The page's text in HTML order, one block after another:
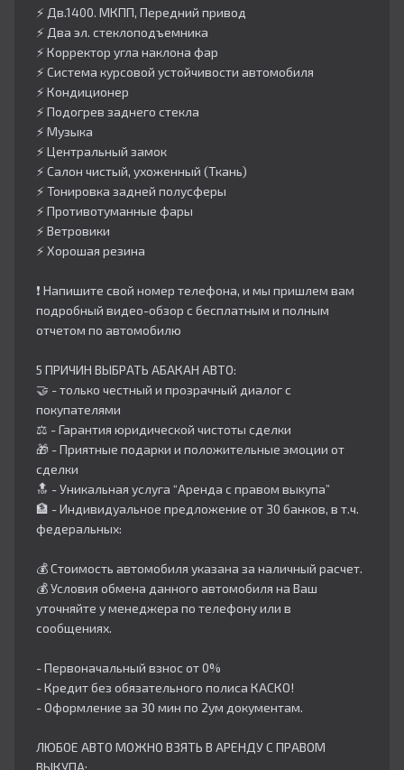
⚡️ Дв.1400. МКПП, Передний привод
⚡️ Два эл. стеклоподъемника
⚡️ Корректор угла наклона фар
⚡️ Система курсовой устойчивости автомобиля
⚡️ Кондиционер
⚡️ Подогрев заднего стекла
⚡️ Музыка
⚡️ Центральный замок
⚡️ Салон чистый, ухоженный (Ткань)
⚡️ Тонировка задней полусферы
⚡️ Противотуманные фары
⚡️ Ветровики
⚡️ Хорошая резина
❗️ Напишите свой номер телефона, и мы пришлем вам
подробный видео-обзор с бесплатным и полным
отчетом по автомобилю
5 ПРИЧИН ВЫБРАТЬ АБАКАН АВТО:
🤝 - только честный и прозрачный диалог с
покупателями
⚖️ - Гарантия юридической чистоты сделки
🎁 - Приятные подарки и положительные эмоции от
сделки
🔝 - Уникальная услуга “Аренда с правом выкупа”
🏦 - Индивидуальное предложение от 30 банков, в т.ч.
федеральных:
💰 Стоимость автомобиля указана за наличный расчет.
💰 Условия обмена данного автомобиля на Ваш
уточняйте у менеджера по телефону или в
сообщениях.
- Первоначальный взнос от 0%
- Кредит без обязательного полиса КАСКО!
- Оформление за 30 мин по 2ум документам.
ЛЮБОЕ АВТО МОЖНО ВЗЯТЬ В АРЕНДУ С ПРАВОМ
ВЫКУПА: